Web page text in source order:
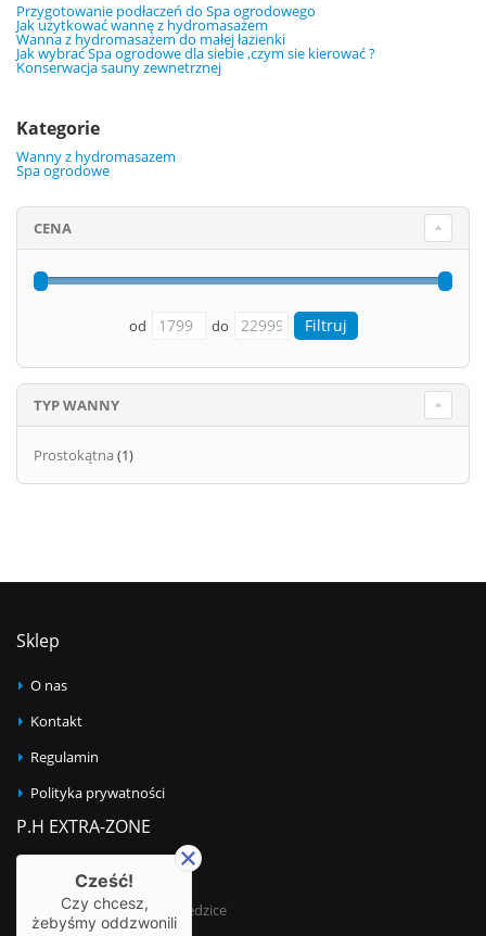
Przygotowanie podłaczeń do Spa ogrodowego
Jak użytkować wannę z hydromasażem
Wanna z hydromasażem do małej łazienki
Jak wybrać Spa ogrodowe dla siebie ,czym sie kierować ?
Konserwacja sauny zewnetrznej
Kategorie
Wanny z hydromasazem
Spa ogrodowe
CENA
od do
TYP WANNY
Prostokątna(1)
Sklep
O nas
Kontakt
Regulamin
Polityka prywatności
P.H EXTRA-ZONE
ul. Bestwińska 21
43-502 Czechowice-Dziedzice
Cześć!
Czy chcesz,
żebyśmy oddzwonili